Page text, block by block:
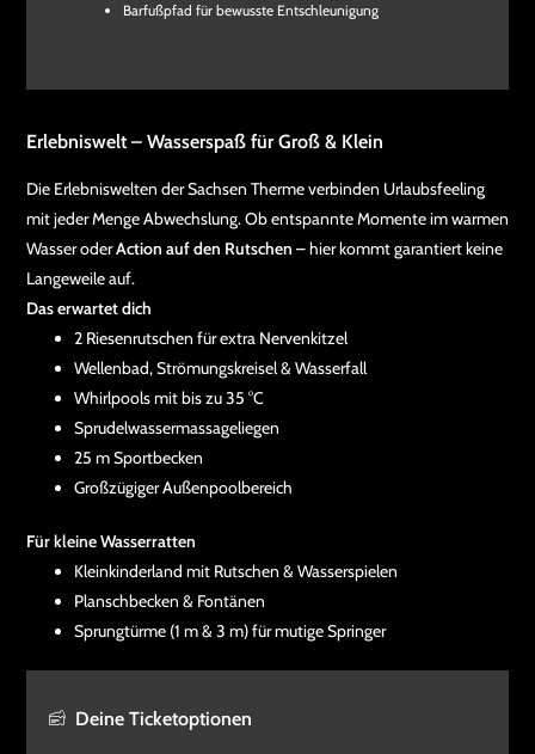
Barfußpfad für bewusste Entschleunigung
Erlebniswelt – Wasserspaß für Groß & Klein
Die Erlebniswelten der Sachsen Therme verbinden Urlaubsfeeling
mit jeder Menge Abwechslung. Ob entspannte Momente im warmen
Wasser oderAction auf den Rutschen – hier kommt garantiert keine
Langeweile auf.
Das erwartet dich
2 Riesenrutschen für extra Nervenkitzel
Wellenbad, Strömungskreisel & Wasserfall
Whirlpools mit bis zu 35 °C
Sprudelwassermassageliegen
25 m Sportbecken
Großzügiger Außenpoolbereich
Für kleine Wasserratten
Kleinkinderland mit Rutschen & Wasserspielen
Planschbecken & Fontänen
Sprungtürme (1 m & 3 m) für mutige Springer
Deine Ticketoptionen